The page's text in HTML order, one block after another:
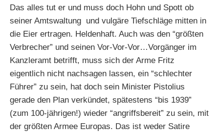
Das alles tut er und muss doch Hohn und Spott ob
seiner Amtswaltung und vulgäre Tiefschläge mitten in
die Eier ertragen. Heldenhaft. Auch was den “größten
Verbrecher” und seinen Vor-Vor-Vor…Vorgänger im
Kanzleramt betrifft, muss sich der Arme Fritz
eigentlich nicht nachsagen lassen, ein “schlechter
Führer” zu sein, hat doch sein Minister Pistolius
gerade den Plan verkündet, spätestens “bis 1939”
(zum 100-jährigen!) wieder “angriffsbereit” zu sein, mit
der größten Armee Europas. Das ist weder Satire